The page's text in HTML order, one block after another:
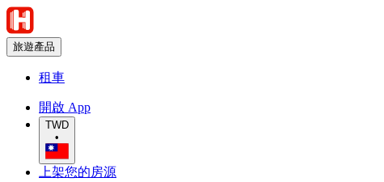
旅遊產品
租車
開啟 App
TWD
•
上架您的房源